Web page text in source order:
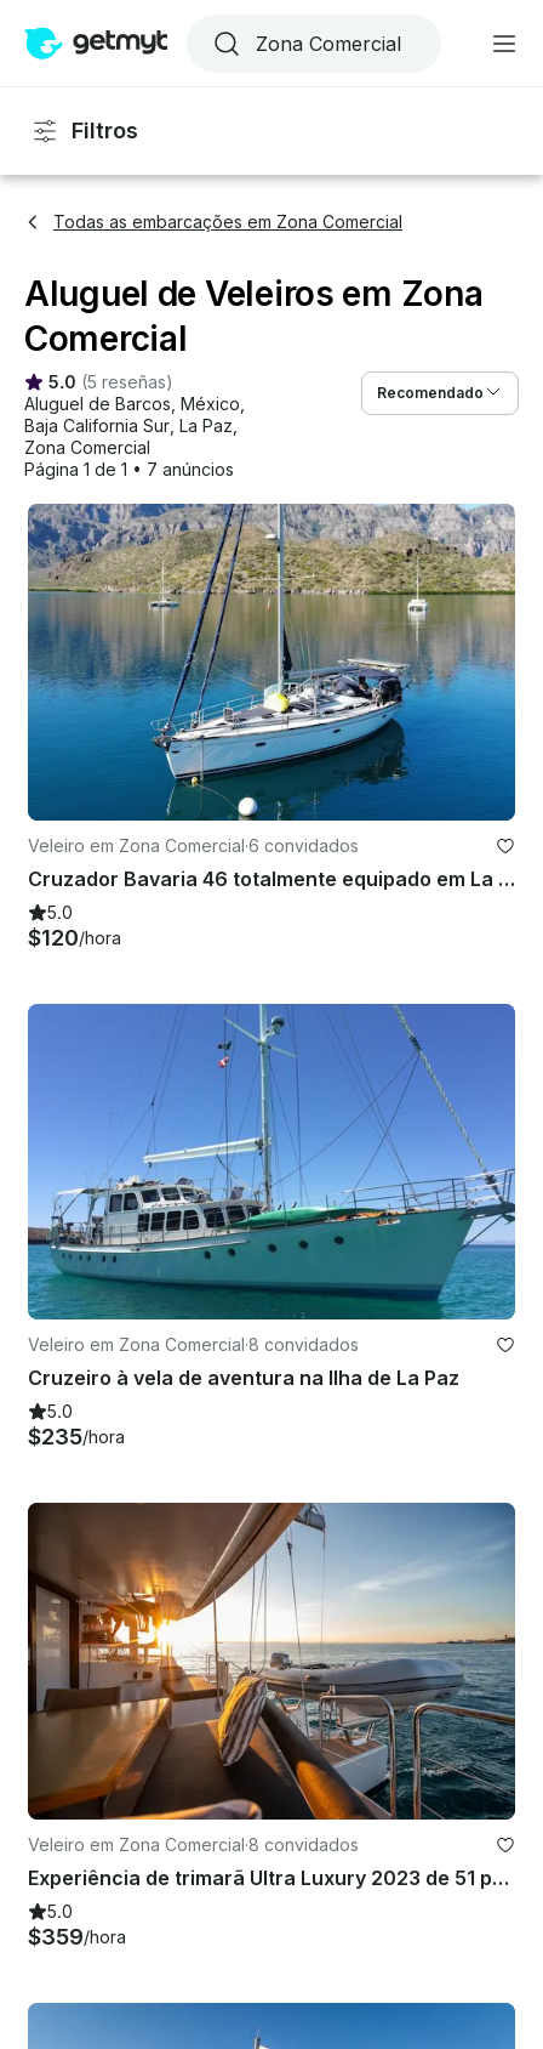
Filtros
Todas as embarcações em Zona Comercial
Aluguel de Veleiros em Zona
Comercial
5.0 (5 reseñas)
Aluguel de Barcos México
Baja California Sur La Paz
Zona Comercial
Página 1 de 1 • 7 anúncios
Recomendado
Veleiro em Zona Comercial·6 convidados
Cruzador Bavaria 46 totalmente equipado em La Paz, Baja California Sur
5.0
$120/hora
Veleiro em Zona Comercial·8 convidados
Cruzeiro à vela de aventura na Ilha de La Paz
5.0
$235/hora
Veleiro em Zona Comercial·8 convidados
Experiência de trimarã Ultra Luxury 2023 de 51 pés no Mar de Cortez
5.0
$359/hora